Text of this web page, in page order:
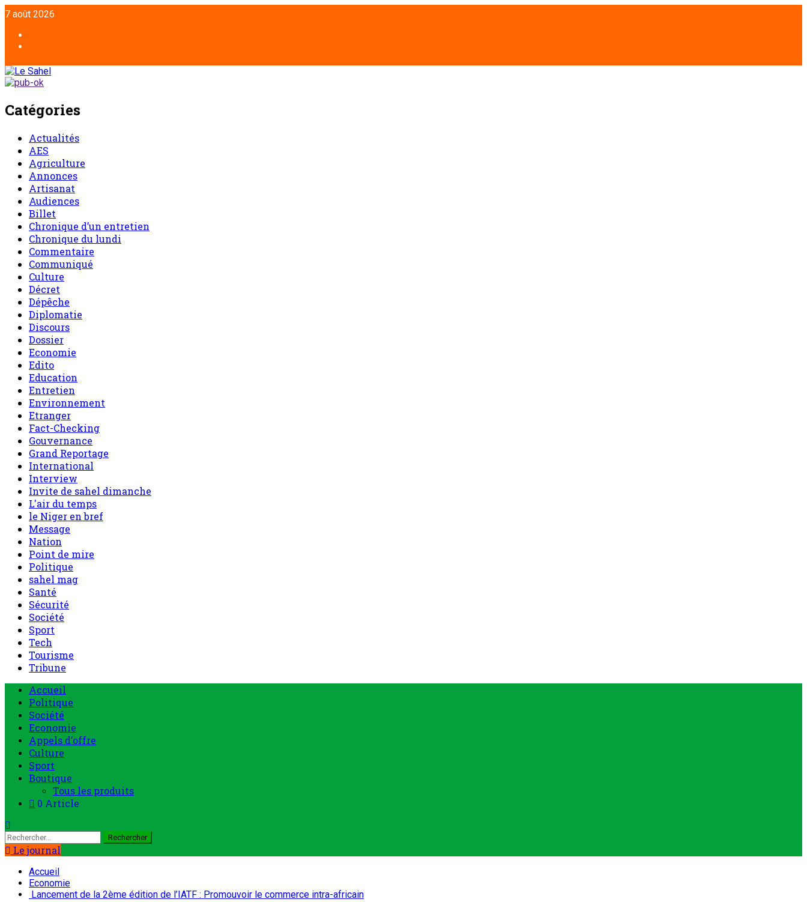
Aller
au
contenu
7 août 2026
Catégories
Actualités
AES
Agriculture
Annonces
Artisanat
Audiences
Billet
Chronique d’un entretien
Chronique du lundi
Commentaire
Communiqué
Culture
Décret
Dépêche
Diplomatie
Discours
Dossier
Economie
Edito
Education
Entretien
Environnement
Etranger
Fact-Checking
Gouvernance
Grand Reportage
International
Interview
Invite de sahel dimanche
L'air du temps
le Niger en bref
Message
Nation
Point de mire
Politique
sahel mag
Santé
Sécurité
Société
Sport
Tech
Tourisme
Tribune
Menu
principal
Accueil
Politique
Société
Economie
Appels d’offre
Culture
Sport
Boutique
Tous les produits
0 Article
Rechercher :
Le journal
Accueil
Economie
Lancement de la 2ème édition de l’IATF : Promouvoir le commerce intra-africain